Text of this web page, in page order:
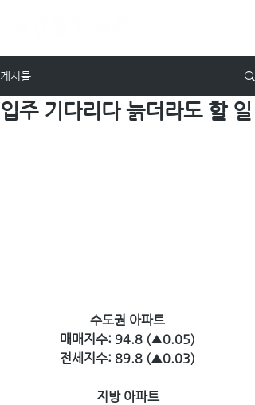
게시물
입주 기다리다 늙더라도 할 일
수도권 아파트
매매지수: 94.8 (▲0.05)
전세지수: 89.8 (▲0.03)
지방 아파트